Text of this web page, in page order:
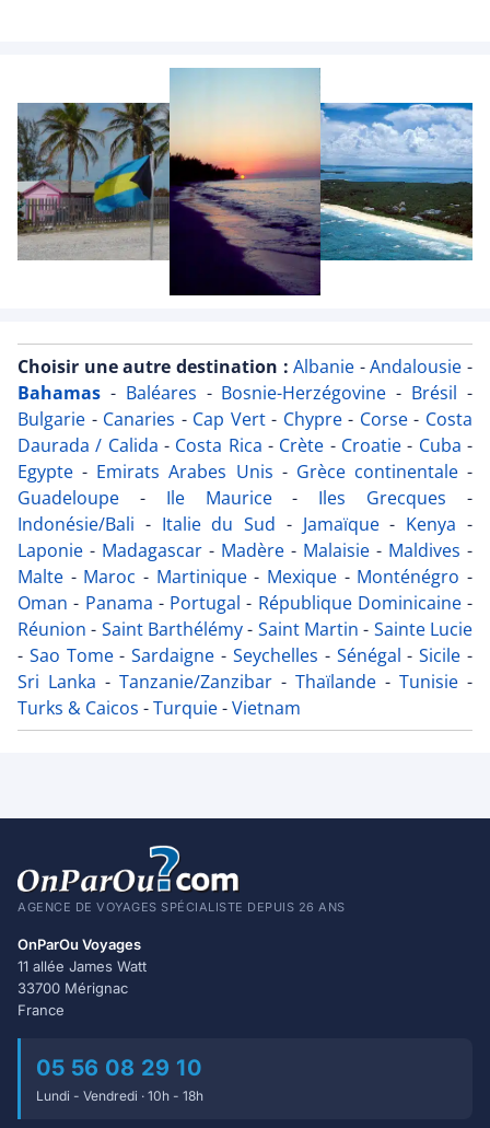
Choisir une autre destination : Albanie -Andalousie -
Bahamas - Baléares - Bosnie-Herzégovine - Brésil -
Bulgarie - Canaries - Cap Vert- Chypre- Corse- Costa
Daurada / Calida - Costa Rica - Crète - Croatie - Cuba -
Egypte - Emirats Arabes Unis - Grèce continentale-
Guadeloupe - Ile Maurice- Iles Grecques -
Indonésie/Bali - Italie du Sud - Jamaïque- Kenya -
Laponie - Madagascar - Madère - Malaisie - Maldives -
Malte - Maroc - Martinique- Mexique - Monténégro -
Oman - Panama - Portugal - République Dominicaine-
Réunion - Saint Barthélémy- Saint Martin - Sainte Lucie
- Sao Tome-Sardaigne - Seychelles - Sénégal -Sicile -
Sri Lanka - Tanzanie/Zanzibar - Thaïlande - Tunisie -
Turks & Caicos -Turquie-Vietnam
AGENCE DE VOYAGES SPÉCIALISTE DEPUIS 26 ANS
OnParOu Voyages
11 allée James Watt
33700 Mérignac
France
05 56 08 29 10
Lundi - Vendredi · 10h - 18h